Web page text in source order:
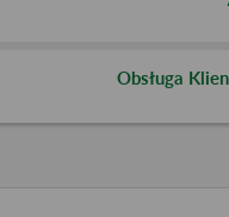
Obsługa